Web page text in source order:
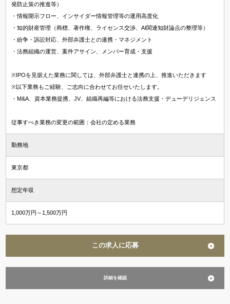
発防止策の推進等）
・情報開示フロー、インサイダー情報管理等の運用高度化
・知的財産管理（商標、著作権、ライセンス交渉、AI関連知財論点の整理等）
・紛争・訴訟対応、外部弁護士との連携・マネジメント
・法務組織の運営、案件アサイン、メンバー育成・支援
※IPOを見据えた業務に関しては、外部弁護士と連携の上、推進いただきます
※以下業務もご経験、ご志向に合わせてお任せいたします。
・M&A、資本業務提携、JV、組織再編等における法務支援・デューデリジェンス
従事すべき業務の変更の範囲：会社の定める業務
勤務地
東京都
想定年収
1,000万円～1,500万円
この求人に応募
詳細を確認